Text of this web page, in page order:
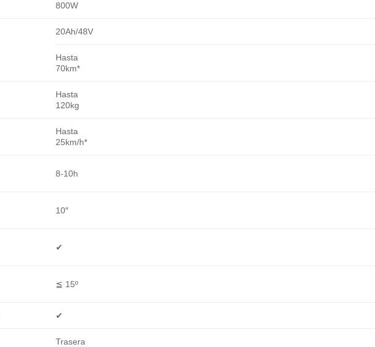
800W
20Ah/48V
Hasta
70km*
Hasta
120kg
Hasta
25km/h*
8-10h
10″
✔
≦ 15º
✔
Trasera